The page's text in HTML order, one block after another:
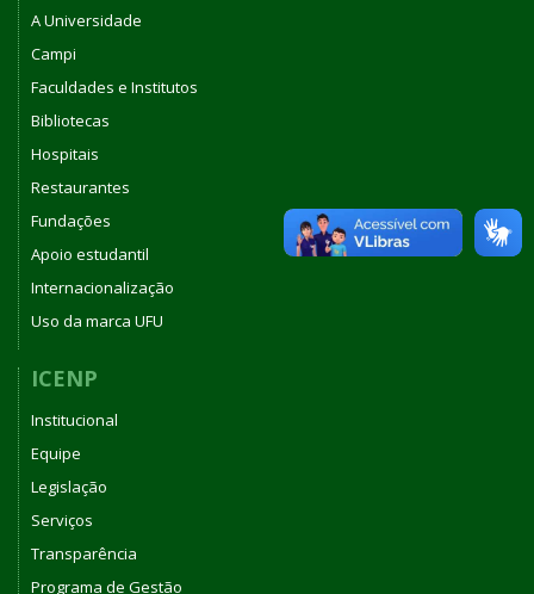
A Universidade
Campi
Faculdades e Institutos
Bibliotecas
Hospitais
Restaurantes
Fundações
Apoio estudantil
Internacionalização
Uso da marca UFU
ICENP
Institucional
Equipe
Legislação
Serviços
Transparência
Programa de Gestão